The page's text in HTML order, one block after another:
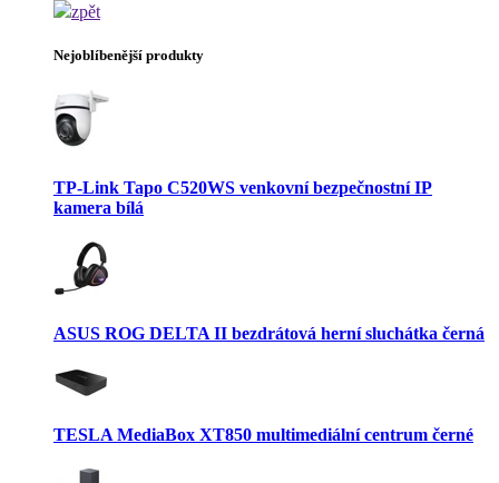
zpět
Nejoblíbenější produkty
TP-Link Tapo C520WS venkovní bezpečnostní IP
kamera bílá
ASUS ROG DELTA II bezdrátová herní sluchátka černá
TESLA MediaBox XT850 multimediální centrum černé